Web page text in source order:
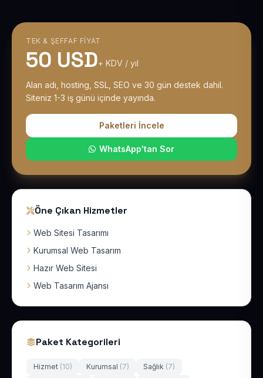
TEK & ŞEFFAF FIYAT
50 USD+ KDV / yıl
Alan adı, hosting, SSL, SEO ve 30 gün destek dahil.
Siteniz 1-3 iş günü içinde yayında.
Paketleri İncele
WhatsApp'tan Sor
Öne Çıkan Hizmetler
Web Sitesi Tasarımı
Kurumsal Web Tasarım
Hazır Web Sitesi
Web Tasarım Ajansı
Paket Kategorileri
Hizmet (10) Kurumsal (7) Sağlık (7)